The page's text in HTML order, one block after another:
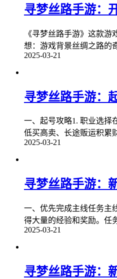
寻梦丝路手游：
《寻梦丝路手游》这款
想：游戏背景丝绸之路的
2025-03-21
寻梦丝路手游：
一、起号攻略1. 职业选择
低买高卖、长途贩运积累
2025-03-21
寻梦丝路手游：
一、优先完成主线任务主
得大量的经验和奖励。任
2025-03-21
寻梦丝路手游：